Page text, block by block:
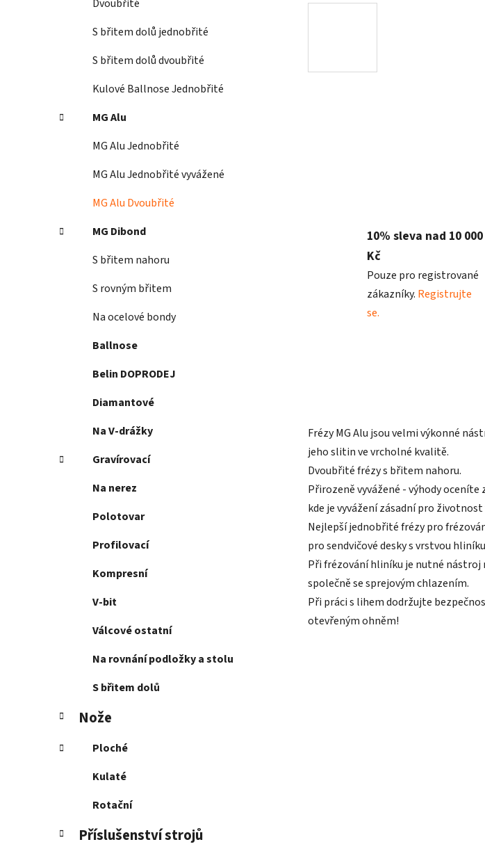
Dvoubřité
S břitem dolů jednobřité
S břitem dolů dvoubřité
Kulové Ballnose Jednobřité
MG Alu
MG Alu Jednobřité
MG Alu Jednobřité vyvážené
MG Alu Dvoubřité
MG Dibond
S břitem nahoru
S rovným břitem
Na ocelové bondy
Ballnose
Belin DOPRODEJ
Diamantové
Na V-drážky
Gravírovací
Na nerez
Polotovar
Profilovací
Kompresní
V-bit
Válcové ostatní
Na rovnání podložky a stolu
S břitem dolů
Nože
Ploché
Kulaté
Rotační
Příslušenství strojů
10% sleva nad 10 000
Kč
Pouze pro registrované
zákazníky. Registrujte
se.
Frézy MG Alu jsou velmi výkonné
jeho slitin ve vrcholné kvalitě.
Dvoubřité frézy s břitem nahoru.
Přirozeně vyvážené - výhody oceníte
kde je vyvážení zásadní pro
Nejlepší jednobřité frézy pro
pro sendvičové desky s vrstvou
Při frézování hliníku je nutné
společně se sprejovým chlazením.
Při práci s lihem dodržujte
otevřeným ohněm!